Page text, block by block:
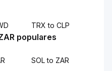
TRX to CLP
populares
SOL to ZAR